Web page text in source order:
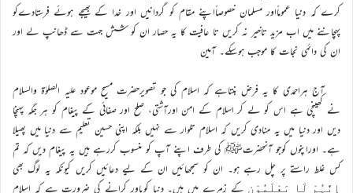
کرے کہ دنیا عموماًاور مسلمان خصوصاًاپنے مقام کو گردانیں اور خدا کے بھیجے ہوئے فرستادےکو
پہچاننے میں اب مزید تاخیر نہ کریں تا عافیت کا یہ حصار ان کو شش جہت سے ڈھانپ لے اور
ان کی دائمی نجات کا موجب ہوسکے۔ آمین
آج ہراحمدی کا یہ فرض بنتاہے کہ اسلام کی جو تصویرحضرت مسیح موعود علیہ الصلوٰۃ والسلام
نے کھینچی ہے اس کو لے کر اسلام کے امن اورآشتی، صلح اور صفائی کے پیغام کو ہر جگہ پہنچا
دیں اور دنیا میں یہ منادی کریں کہ اسلام تلوار سے نہیں بلکہ اپنی حسین تعلیم سے دنیا میں پھیلا
ہے۔ اوراپنوں کوجو آنحضرتﷺ کی طرف اپنے آپ کو منسوب کررہے ہیں یہ پیغام دیں کہ تم
کس غلط راستے پر چل رہے ہو۔ ان کو سمجھائیں ان کے لیے دعائیں کریں کیونکہ یہ لوگ بھی
اِنَّہُمْ لَا یَعْلَمُوْن کے زمرے میں ہیں۔ دنیا کوباور کرانے کی ضرورت ہے کہ اسلام